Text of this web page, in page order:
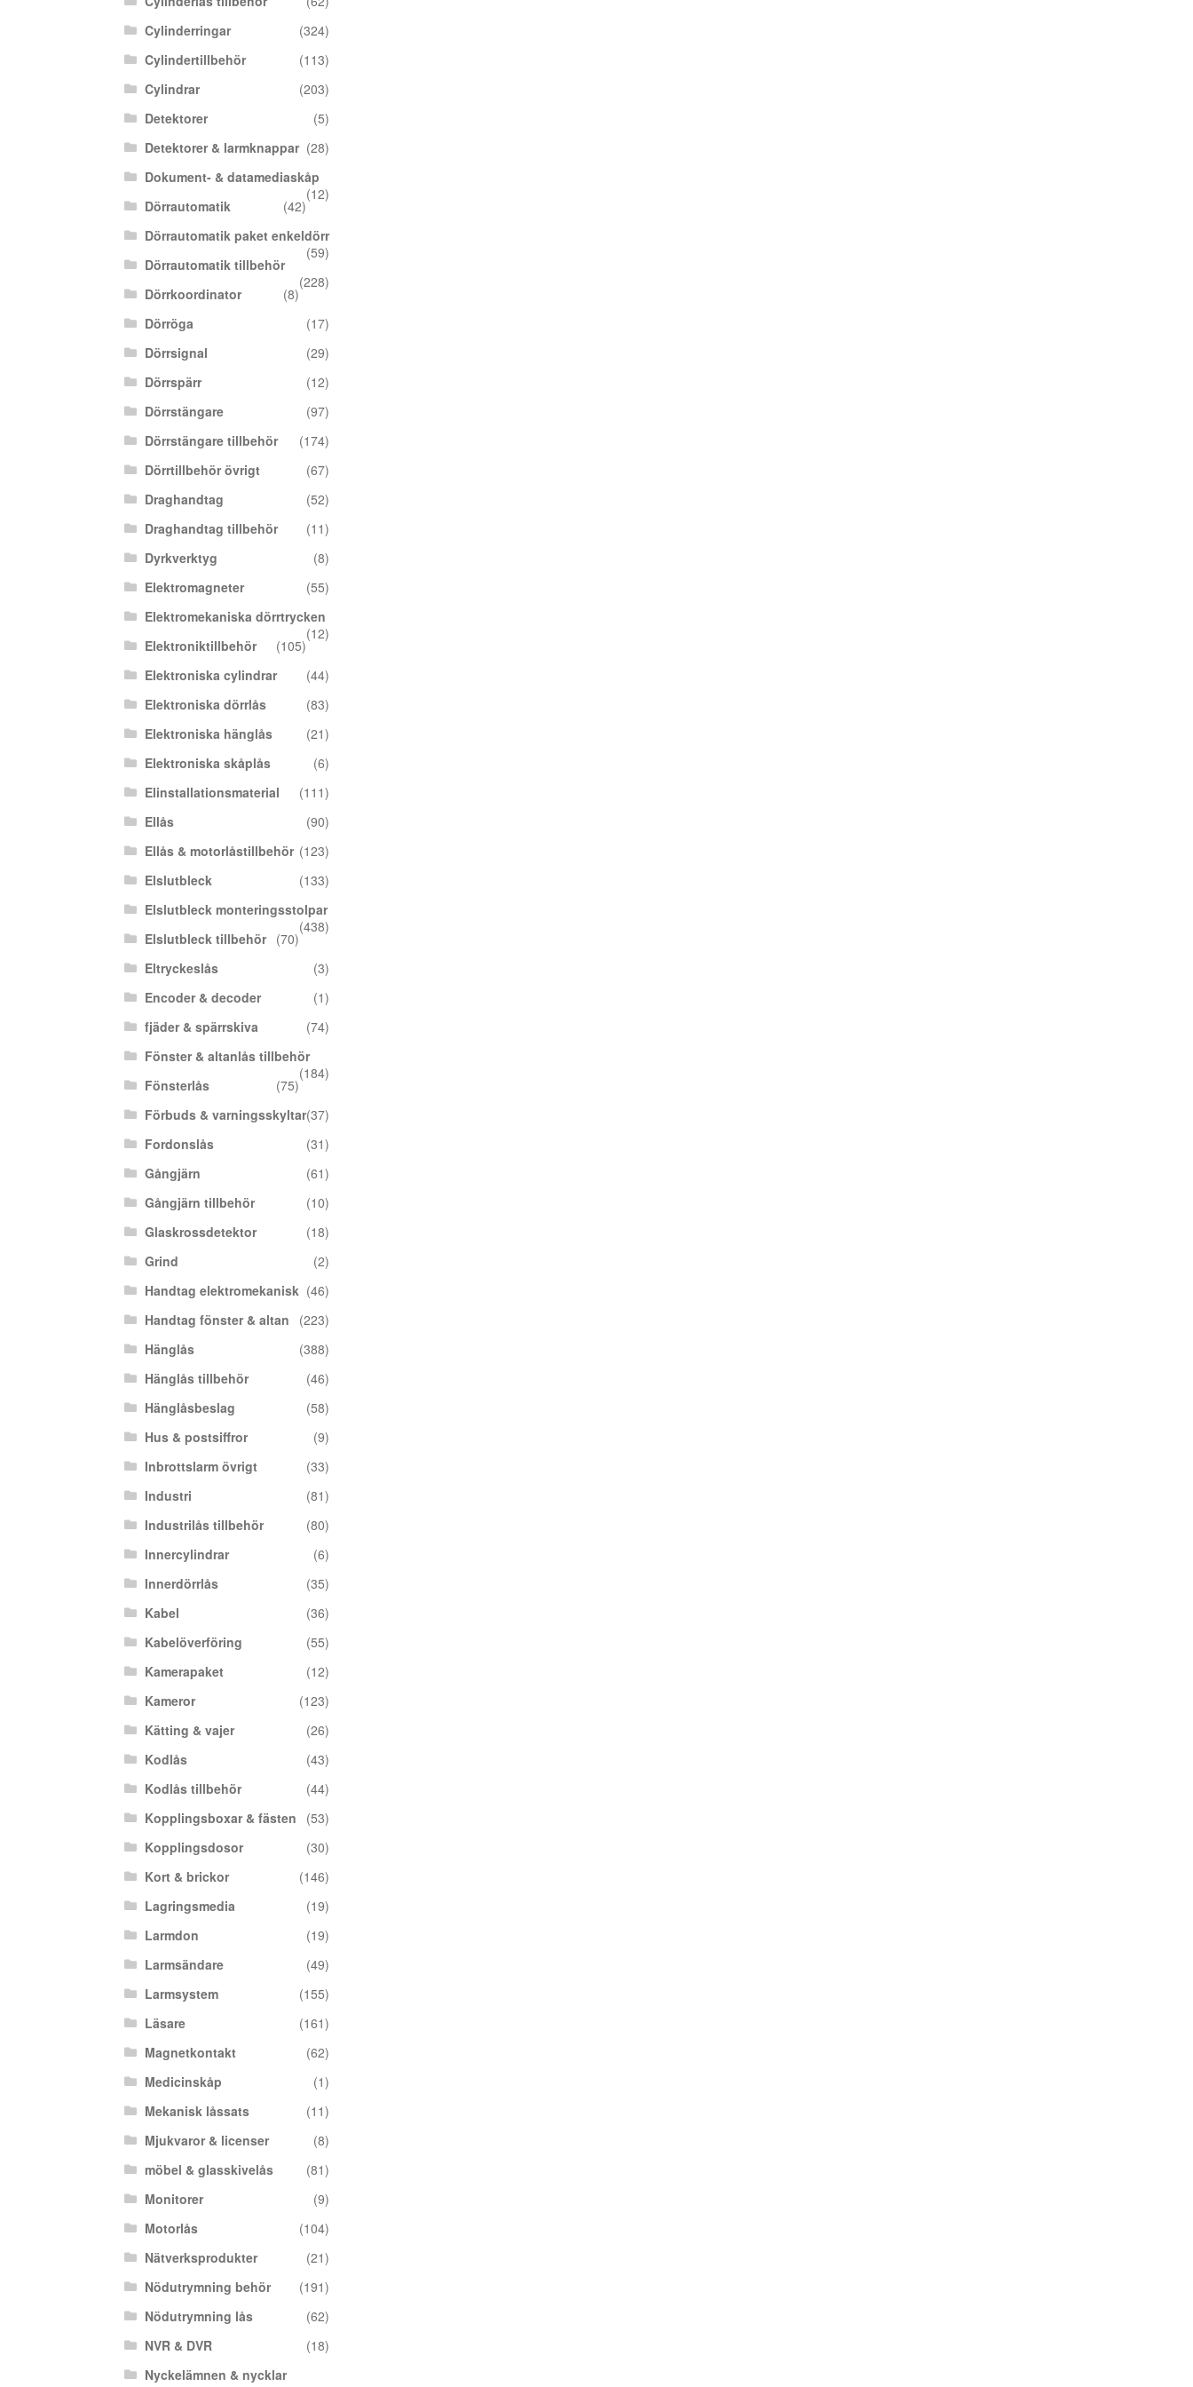
Cylinderringar
(324)
Cylindertillbehör
(113)
Cylindrar
(203)
Detektorer
(5)
Detektorer & larmknappar (28)
Dokument- & datamediaskåp
(12)
Dörrautomatik
(42)
Dörrautomatik paket enkeldörr
(59)
Dörrautomatik tillbehör
(228)
Dörrkoordinator
(8)
Dörröga
(17)
Dörrsignal
(29)
Dörrspärr
(12)
Dörrstängare
(97)
Dörrstängare tillbehör
(174)
Dörrtillbehör övrigt
(67)
Draghandtag
(52)
Draghandtag tillbehör
(11)
Dyrkverktyg
(8)
Elektromagneter
(55)
Elektromekaniska dörrtrycken
(12)
Elektroniktillbehör
(105)
Elektroniska cylindrar
(44)
Elektroniska dörrlås
(83)
Elektroniska hänglås
(21)
Elektroniska skåplås
(6)
Elinstallationsmaterial
(111)
Ellås
(90)
Ellås & motorlåstillbehör (123)
Elslutbleck
(133)
Elslutbleck monteringsstolpar
(438)
Elslutbleck tillbehör
(70)
Eltryckeslås
(3)
Encoder & decoder
(1)
fjäder & spärrskiva
(74)
Fönster & altanlås tillbehör
(184)
Fönsterlås
(75)
Förbuds & varningsskyltar(37)
Fordonslås
(31)
Gångjärn
(61)
Gångjärn tillbehör
(10)
Glaskrossdetektor
(18)
Grind
(2)
Handtag elektromekanisk (46)
Handtag fönster & altan
(223)
Hänglås
(388)
Hänglås tillbehör
(46)
Hänglåsbeslag
(58)
Hus & postsiffror
(9)
Inbrottslarm övrigt
(33)
Industri
(81)
Industrilås tillbehör
(80)
Innercylindrar
(6)
Innerdörrlås
(35)
Kabel
(36)
Kabelöverföring
(55)
Kamerapaket
(12)
Kameror
(123)
Kätting & vajer
(26)
Kodlås
(43)
Kodlås tillbehör
(44)
Kopplingsboxar & fästen
(53)
Kopplingsdosor
(30)
Kort & brickor
(146)
Lagringsmedia
(19)
Larmdon
(19)
Larmsändare
(49)
Larmsystem
(155)
Läsare
(161)
Magnetkontakt
(62)
Medicinskåp
(1)
Mekanisk låssats
(11)
Mjukvaror & licenser
(8)
möbel & glasskivelås
(81)
Monitorer
(9)
Motorlås
(104)
Nätverksprodukter
(21)
Nödutrymning behör
(191)
Nödutrymning lås
(62)
NVR & DVR
(18)
Nyckelämnen & nycklar